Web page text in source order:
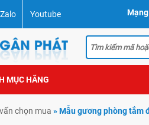
Zalo Youtube
MỤC HÃNG
chọn mua »Mẫu gương phòng tắm